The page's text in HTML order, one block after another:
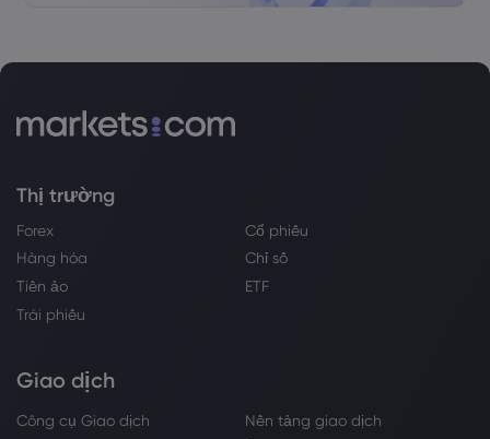
Thị trường
Forex
Cổ phiếu
Hàng hóa
Chỉ số
Tiền ảo
ETF
Trái phiếu
Giao dịch
Công cụ Giao dịch
Nền tảng giao dịch